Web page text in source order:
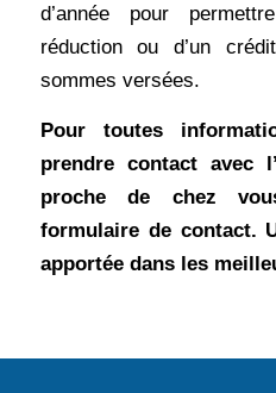
d’année pour
réduction ou d’un
sommes versées.
Pour toutes
prendre contact avec
proche de chez
formulaire de contact.
apportée dans les